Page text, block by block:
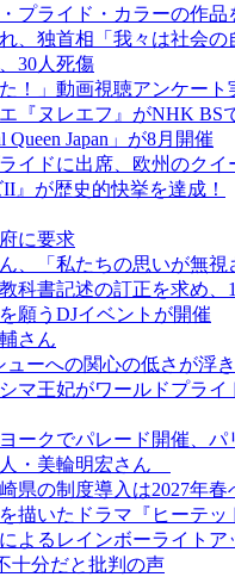
プライド・カラーの作
、独首相「我々は社会
30人死傷
！」動画視聴アンケート
『ヌレエフ』がNHK BS
Queen Japan」が8月開催
イドに出席、欧州のクイ
』が歴史的快挙を達成！
に要求
、「私たちの思いが無視
科書記述の訂正を求め、
願うDJイベントが開催
さん
ーへの関心の低さが浮
マ王妃がワールドプラ
ークでパレード開催、
人・美輪明宏さん
県の制度導入は2027年春
描いたドラマ『ヒーテッ
よるレインボーライト
十分だと批判の声